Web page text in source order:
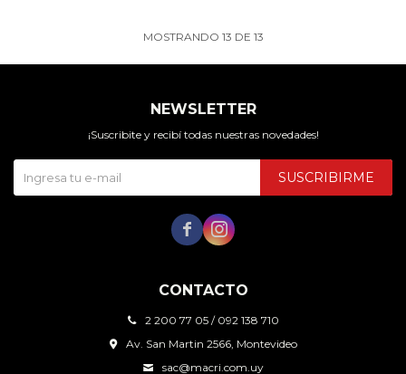
MOSTRANDO 13 DE 13
CONTACTO
2 200 77 05 / 092 138 710
Av. San Martin 2566, Montevideo
sac@macri.com.uy
NEWSLETTER
¡Suscribite y recibí todas nuestras novedades!
SUSCRIBIRME
 